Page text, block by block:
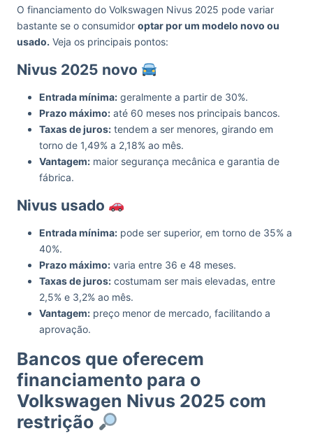
O financiamento do Volkswagen Nivus 2025 pode variar
bastante se o consumidor optar por um modelo novo ou
usado. Veja os principais pontos:
Nivus 2025 novo
Entrada mínima: geralmente a partir de 30%.
Prazo máximo: até 60 meses nos principais bancos.
Taxas de juros: tendem a ser menores, girando em
torno de 1,49% a 2,18% ao mês.
Vantagem: maior segurança mecânica e garantia de
fábrica.
Nivus usado
Entrada mínima: pode ser superior, em torno de 35% a
40%.
Prazo máximo: varia entre 36 e 48 meses.
Taxas de juros: costumam ser mais elevadas, entre
2,5% e 3,2% ao mês.
Vantagem: preço menor de mercado, facilitando a
aprovação.
Bancos que oferecem
financiamento para o
Volkswagen Nivus 2025 com
restrição